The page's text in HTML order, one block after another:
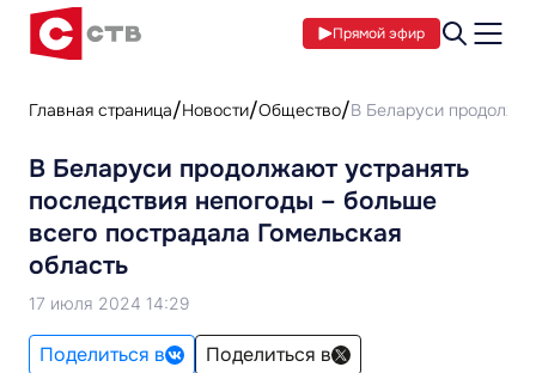
Прямой эфир
Главная страница Новости Общество В Беларуси
В Беларуси продолжают устранять
последствия непогоды – больше
всего пострадала Гомельская
область
17 июля 2024 14:29
Поделиться в
Поделиться в